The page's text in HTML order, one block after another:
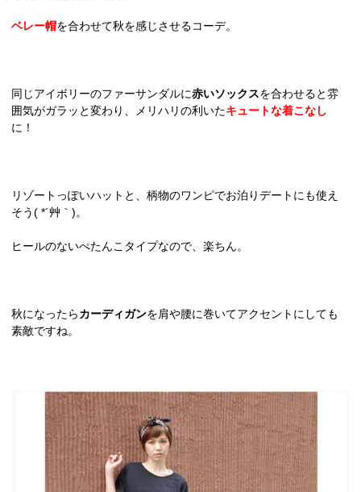
ベレー帽を合わせて秋を感じさせるコーデ。
同じアイボリーのファーサンダルに赤いソックスを合わせると雰
囲気がガラッと変わり、メリハリの利いたキュートな着こなし
に！
リゾートっぽいハットと、柄物のワンピでお泊りデートにも使え
そう( *´艸｀)。
ヒールのないぺたんこタイプなので、楽ちん。
秋になったらカーディガンを肩や腰に巻いてアクセントにしても
素敵ですね。